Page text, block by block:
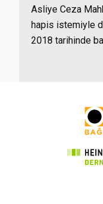
Asliye Ceza
hapis istemiyle
2018 tarihinde